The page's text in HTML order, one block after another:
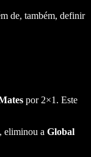
de, também, definir
por 2×1. Este
eliminou a Global